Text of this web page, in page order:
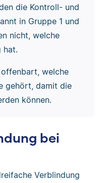
die Kontroll- und
in Gruppe 1 und
nicht, welche
hat.
welche
gehört, damit die
können.
bei
Verblindung